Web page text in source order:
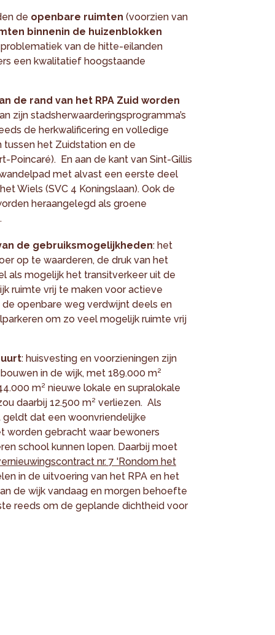
de openbare ruimten (voorzien van
binnenin de huizenblokken
van de hitte-eilanden
een kwalitatief hoogstaande
de rand van het RPA Zuid worden
zijn stadsherwaarderings­programma’s
de herkwalificering en volledige
tussen het Zuidstation en de
Poincaré). En aan de kant van Sint-Gillis
met alvast een eerste deel
Wiels (SVC 4 Koningslaan). Ook de
heraangelegd als groene
de gebruiksmogelijkheden: het
op te waarderen, de druk van het
als mogelijk het transitverkeer uit de
ruimte vrij te maken voor actieve
openbare weg verdwijnt deels en
om zo veel mogelijk ruimte vrij
: huisvesting en voorzieningen zijn
in de wijk, met 189.000 m²
m² nieuwe lokale en supralokale
daarbij 12.500 m² verliezen. Als
dat een woonvriendelijke
worden gebracht waar bewoners
school kunnen lopen. Daarbij moet
nr. 7 'Rondom het
in de uitvoering van het RPA en het
de wijk vandaag en morgen behoefte
reeds om de geplande dichtheid voor